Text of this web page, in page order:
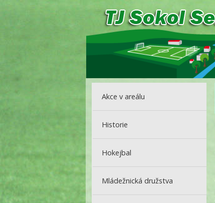
Akce v areálu
Historie
Hokejbal
Mládežnická družstva